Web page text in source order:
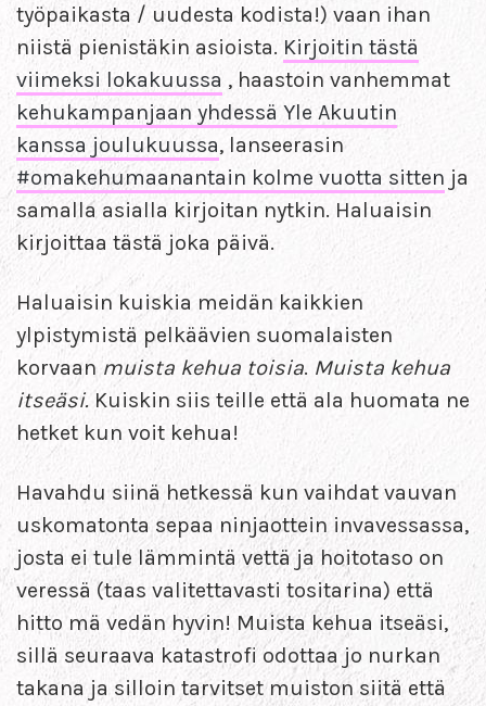
työpaikasta / uudesta kodista!) vaan ihan
niistä pienistäkin asioista. Kirjoitin tästä
viimeksi lokakuussa , haastoin vanhemmat
kehukampanjaan yhdessä Yle Akuutin
kanssa joulukuussa, lanseerasin
#omakehumaanantain kolme vuotta sitten ja
samalla asialla kirjoitan nytkin. Haluaisin
kirjoittaa tästä joka päivä.
Haluaisin kuiskia meidän kaikkien
ylpistymistä pelkäävien suomalaisten
korvaan muista kehua toisia. Muista kehua
itseäsi. Kuiskin siis teille että ala huomata ne
hetket kun voit kehua!
Havahdu siinä hetkessä kun vaihdat vauvan
uskomatonta sepaa ninjaottein invavessassa,
josta ei tule lämmintä vettä ja hoitotaso on
veressä (taas valitettavasti tositarina) että
hitto mä vedän hyvin! Muista kehua itseäsi,
sillä seuraava katastrofi odottaa jo nurkan
takana ja silloin tarvitset muiston siitä että